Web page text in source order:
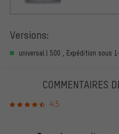
Versions:
universal | 500 , Expédition sous
COMMENTAIRES
4.5